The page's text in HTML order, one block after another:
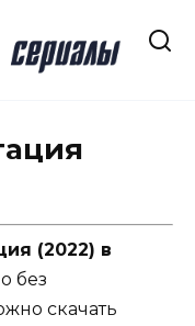
(2022) в
без
скачать